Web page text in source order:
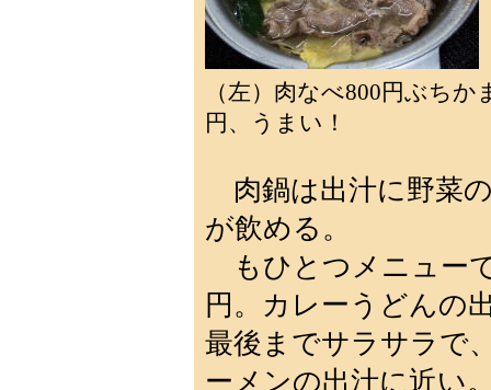
（左）肉なべ800円ぶ
円、うまい！
肉鍋は出汁に野菜
が飲める。
もひとつメニュー
円。カレーうどんの
最後までサラサラで
ーメンの出汁に近い